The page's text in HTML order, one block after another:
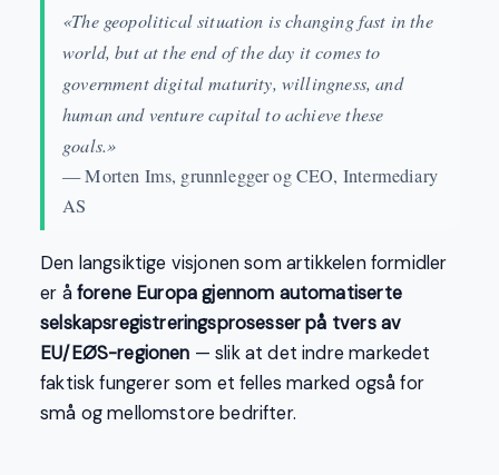
«The geopolitical situation is changing fast in the
world, but at the end of the day it comes to
government digital maturity, willingness, and
human and venture capital to achieve these
goals.»
— Morten Ims, grunnlegger og CEO, Intermediary
AS
Den langsiktige visjonen som artikkelen formidler
er åforene Europa gjennom automatiserte
selskapsregistreringsprosesser på tvers av
EU/EØS-regionen — slik at det indre markedet
faktisk fungerer som et felles marked også for
små og mellomstore bedrifter.